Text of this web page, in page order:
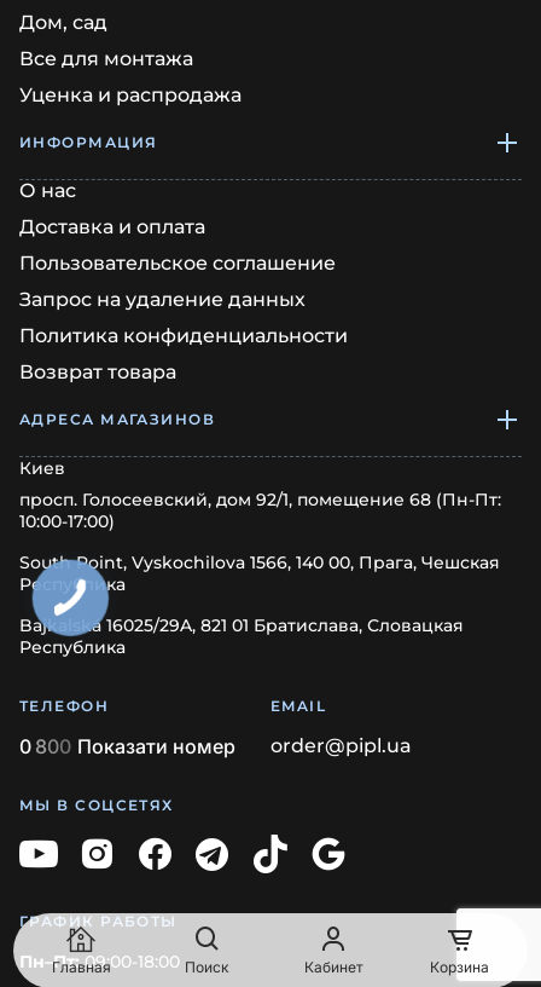
Главная Поиск Кабинет Корзина
Дом, сад
Все для монтажа
Уценка и распродажа
ИНФОРМАЦИЯ
О нас
Доставка и оплата
Пользовательское соглашение
Запрос на удаление данных
Политика конфиденциальности
Возврат товара
АДРЕСА МАГАЗИНОВ
Киев
просп. Голосеевский, дом 92/1, помещение 68 (Пн-Пт:
10:00-17:00)
South Point, Vyskochilova 1566, 140 00, Прага, Чешская
Республика
Bajkalská 16025/29A, 821 01 Братислава, Словацкая
Республика
ТЕЛЕФОН
0 800 Показати номер
EMAIL
order@pipl.ua
МЫ В СОЦСЕТЯХ
ГРАФИК РАБОТЫ
Пн–Пт:09:00-18:00